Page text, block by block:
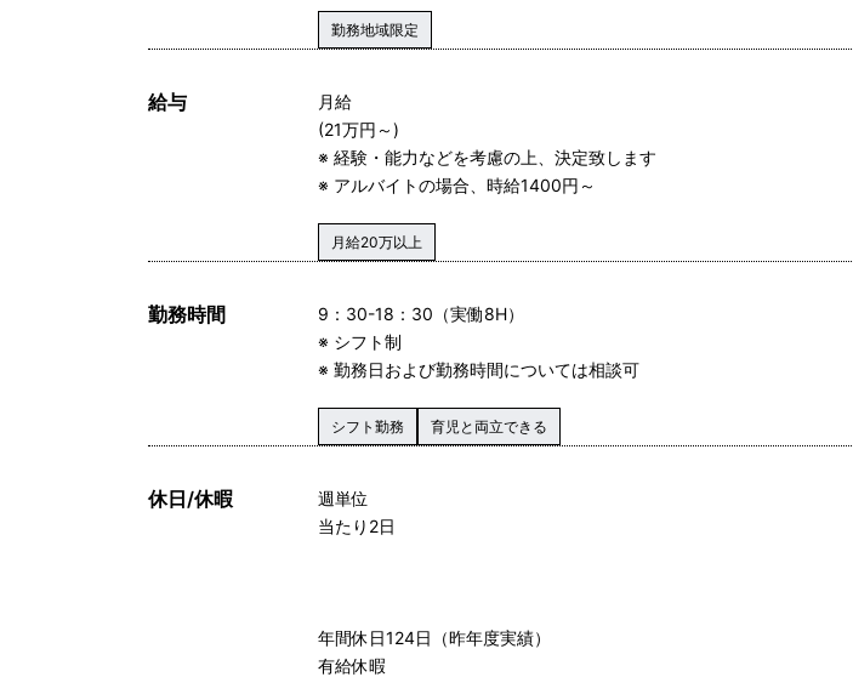
勤務地域限定
給与
月給
(21万円～)
※ 経験・能力などを考慮の上、決定致します
※ アルバイトの場合、時給1400円～
月給20万以上
勤務時間
9：30-18：30（実働8H）
※ シフト制
※ 勤務日および勤務時間については相談可
シフト勤務 育児と両立できる
休日/休暇
週単位
当たり2日
年間休日124日（昨年度実績）
有給休暇